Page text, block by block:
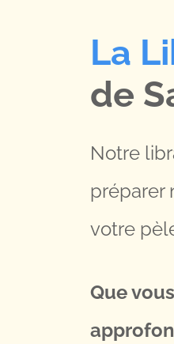
La
de
Notre
préparer
votre
Que